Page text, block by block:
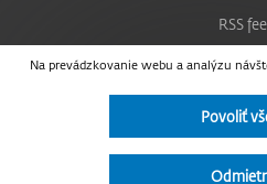
Na prevádzkovanie webu a analýzu
Povoliť
RSS
Nastavenie